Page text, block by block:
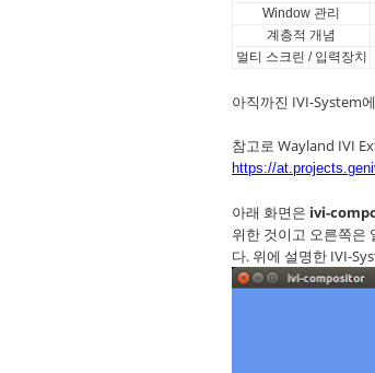
Window 관리
계층적 개념
멀티 스크린 / 입력장치
아직까진 IVI-System
참고로 Wayland IVI
https://
아래 화면은 ivi-
위한 것이고 오른쪽은
다. 위에 설명한 IVI-